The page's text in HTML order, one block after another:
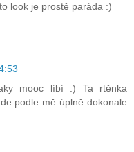
look je prostě paráda :)
mooc líbí :) Ta rtěnka
podle mě úplně dokonale